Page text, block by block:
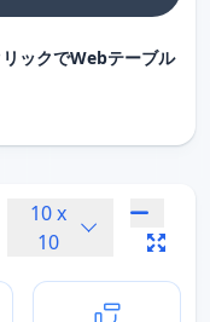
ックでWebテーブル
10x
10